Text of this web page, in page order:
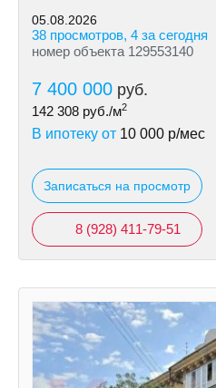
05.08.2026
38 просмотров, 4 за сегодня
номер объекта 129553140
7 400 000 руб.
142 308 руб./м2
В ипотеку от 10 000 р/мес
Записаться на просмотр
8 (928) 411-79-51